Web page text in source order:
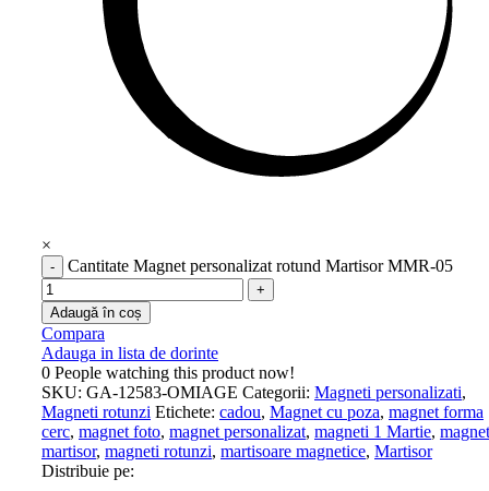
×
Cantitate Magnet personalizat rotund Martisor MMR-05
Adaugă în coș
Compara
Adauga in lista de dorinte
0 People watching this product now!
SKU: GA-12583-OMIAGE Categorii: Magneti personalizati,
Magneti rotunzi Etichete: cadou, Magnet cu poza, magnet forma
cerc, magnet foto, magnet personalizat, magneti 1 Martie,
martisor, magneti rotunzi, martisoare magnetice, Martisor
Distribuie pe: